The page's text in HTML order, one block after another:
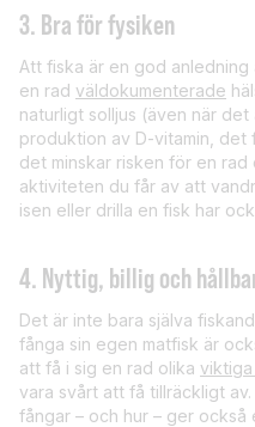
3. Bra för fysiken
Att fiska är en god
en rad väldokumenterade
naturligt solljus (även när
produktion av D-vitamin, det
det minskar risken för en rad
aktiviteten du får av att
isen eller drilla en fisk har
4. Nyttig, billig och
Det är inte bara själva
fånga sin egen matfisk är
att få i sig en rad olika viktiga
vara svårt att få tillräckligt
fångar – och hur – ger